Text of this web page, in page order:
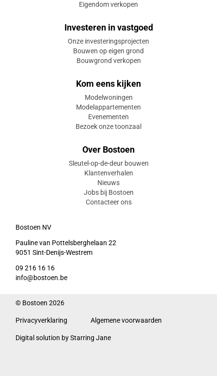
Eigendom verkopen
Investeren in vastgoed
Onze investeringsprojecten
Bouwen op eigen grond
Bouwgrond verkopen
Kom eens kijken
Modelwoningen
Modelappartementen
Evenementen
Bezoek onze toonzaal
Over Bostoen
Sleutel-op-de-deur bouwen
Klantenverhalen
Nieuws
Jobs bij Bostoen
Contacteer ons
Bostoen NV
Pauline van Pottelsberghelaan 22
9051 Sint-Denijs-Westrem
09 216 16 16
info@bostoen.be
© Bostoen 2026
Privacyverklaring Algemene voorwaarden
Digital solution by Starring Jane